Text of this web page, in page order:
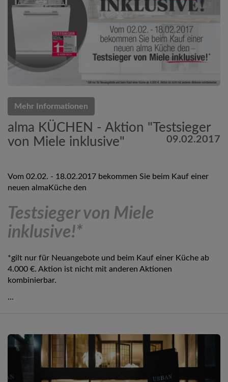
Mehr Informationen
alma KÜCHEN - Aktion "Testsieger
von Miele inklusive"
09.02.2017
Vom 02.02. - 18.02.2017 bekommen Sie beim Kauf einer
neuen almaKüche den
Testsieger von Miele
inklusive!*
*gilt nur für Neuangebote und beim Kauf einer Küche ab
4.000 €. Aktion ist nicht mit anderen Aktionen
kombinierbar.
...